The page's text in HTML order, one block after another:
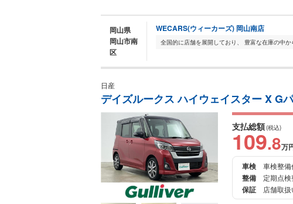
岡山県
岡山市南
区
WECARS(ウィーカーズ) 岡山南店
日産
デイズルークス ハイウェイスター X G
支払総額(税込)
109.8万
車検
車検整備
整備 定期点
保証 店舗取